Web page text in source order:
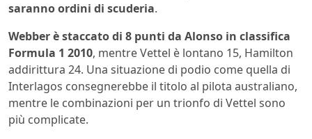
saranno ordini di scuderia.
Webber è staccato di 8 punti da Alonso in classifica
Formula 1 2010, mentre Vettel è lontano 15, Hamilton
addirittura 24. Una situazione di podio come quella di
Interlagos consegnerebbe il titolo al pilota australiano,
mentre le combinazioni per un trionfo di Vettel sono
più complicate.